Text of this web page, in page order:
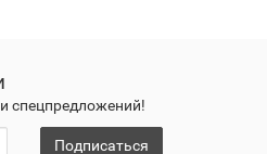
спецпредложений!
Подписаться